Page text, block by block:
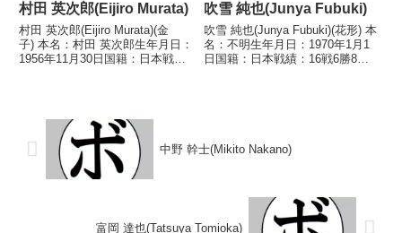
村田 英次郎(Eijiro Murata)
村田 英次郎(Eijiro Murata)(金
子) 本名：村田 英次郎生年月日：
1956年11月30日国籍：日本戦
1976/07/02 ...
吹雪 純也(Junya Fubuki)
吹雪 純也(Junya Fubuki)(花形) 本
名：不明生年月日：1970年1月1
日国籍：日本戦績：16戦6勝8敗2
中野 幹士(Mikito Nakano)
富岡 達也(Tatsuya Tomioka)